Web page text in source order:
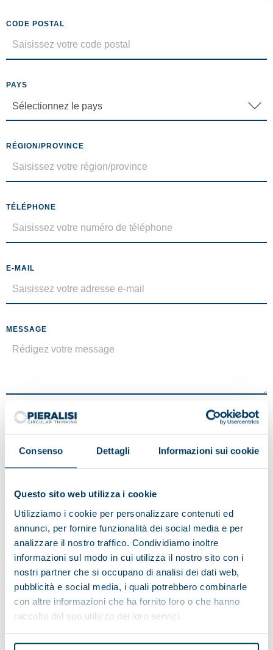
Consenso Dettagli Informazioni sui cookie
Questo sito web utilizza i cookie
Utilizziamo i cookie per personalizzare contenuti ed
annunci, per fornire funzionalità dei social media e per
analizzare il nostro traffico. Condividiamo inoltre
informazioni sul modo in cui utilizza il nostro sito con i
nostri partner che si occupano di analisi dei dati web,
pubblicità e social media, i quali potrebbero combinarle
con altre informazioni che ha fornito loro o che hanno
raccolto dal suo utilizzo dei loro servizi.
CODE POSTAL
PAYS
RÉGION/PROVINCE
TÉLÉPHONE
E-MAIL
MESSAGE
Avoir lu l'avis d'information sur le traitement des données:
Je donne mon consentement
Aux activités de marketing
Je donne mon consentement
Je ne donne pas mon consentement
aux activités de profilage